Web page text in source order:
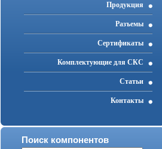
Продукция
Разъемы
Cертификаты
Комплектующие для СКС
Статьи
Контакты
Поиск компонентов